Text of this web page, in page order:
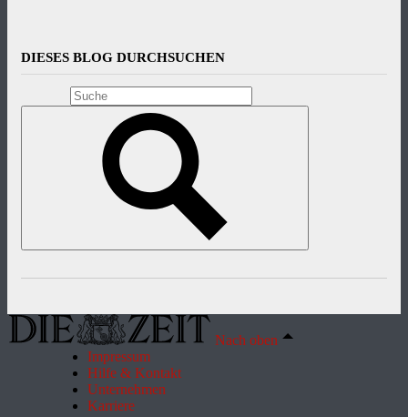
DIESES BLOG DURCHSUCHEN
Nach oben
Impressum
Hilfe & Kontakt
Unternehmen
Karriere